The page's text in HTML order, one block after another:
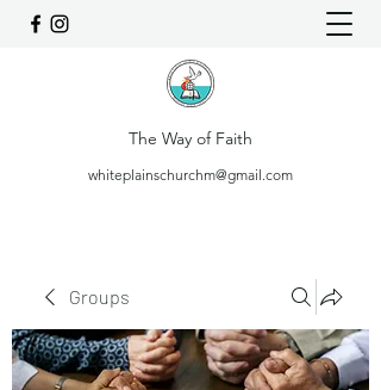
The Way of Faith
whiteplainschurchm@gmail.com
Groups